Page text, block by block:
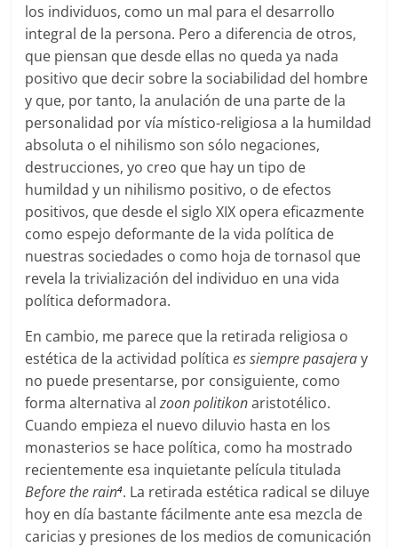
los individuos, como un mal para el desarrollo
integral de la persona. Pero a diferencia de otros,
que piensan que desde ellas no queda ya nada
positivo que decir sobre la sociabilidad del hombre
y que, por tanto, la anulación de una parte de la
personalidad por vía místico-religiosa a la humildad
absoluta o el nihilismo son sólo negaciones,
destrucciones, yo creo que hay un tipo de
humildad y un nihilismo positivo, o de efectos
positivos, que desde el siglo XIX opera eficazmente
como espejo deformante de la vida política de
nuestras sociedades o como hoja de tornasol que
revela la trivialización del individuo en una vida
política deformadora.
En cambio, me parece que la retirada religiosa o
estética de la actividad políticaes siempre pasajeray
no puede presentarse, por consiguiente, como
forma alternativa alzoon politikonaristotélico.
Cuando empieza el nuevo diluvio hasta en los
monasterios se hace política, como ha mostrado
recientemente esa inquietante película titulada
Before the rain4. La retirada estética radical se diluye
hoy en día bastante fácilmente ante esa mezcla de
caricias y presiones de los medios de comunicación